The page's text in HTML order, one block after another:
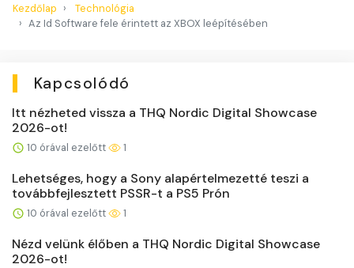
Kezdőlap
Technológia
Az Id Software fele érintett az XBOX leépítésében
Kapcsolódó
Itt nézheted vissza a THQ Nordic Digital Showcase
2026-ot!
10 órával ezelőtt 1
Lehetséges, hogy a Sony alapértelmezetté teszi a
továbbfejlesztett PSSR-t a PS5 Prón
10 órával ezelőtt 1
Nézd velünk élőben a THQ Nordic Digital Showcase
2026-ot!